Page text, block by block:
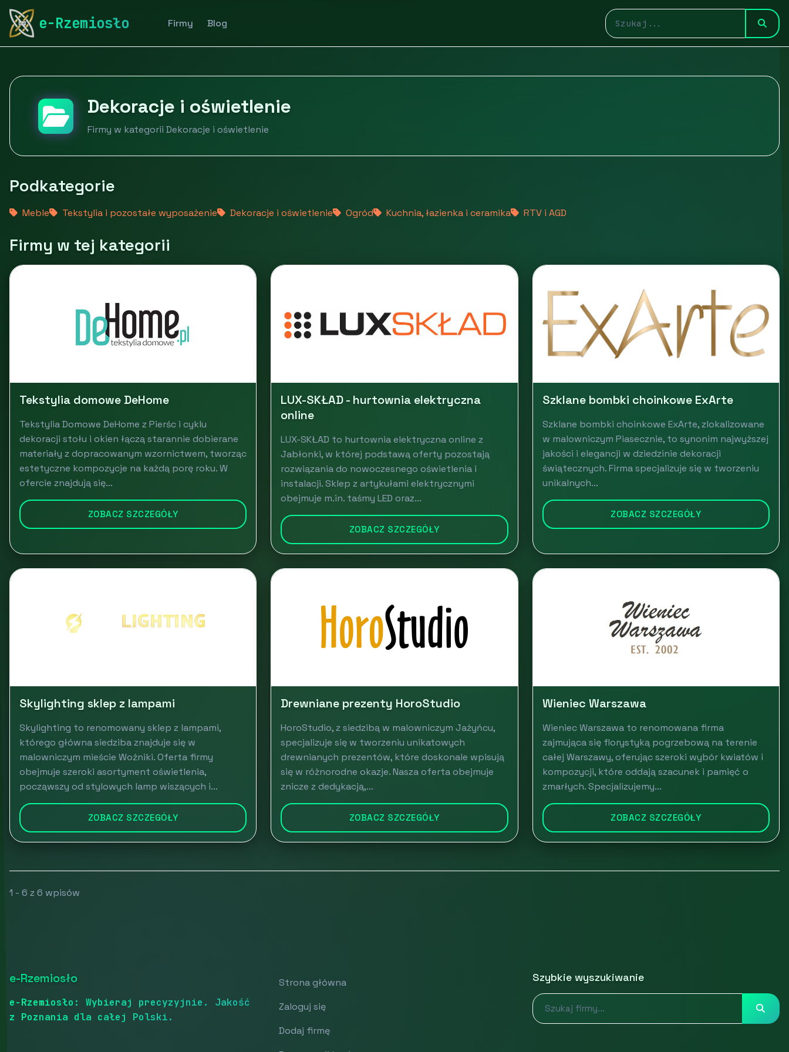
e-Rzemiosło Firmy Blog
rymarstwo-poznan.pl
Dekoracje i oświetlenie
Firmy w kategorii Dekoracje i oświetlenie
Podkategorie
Meble Tekstylia i pozostałe wyposażenie Dekoracje i oświetlenie Ogród Kuchnia, łazienka i ceramika RTV i AGD
Firmy w tej kategorii
Tekstylia domowe DeHome
Tekstylia Domowe DeHome z Pierśc i cyklu
dekoracji stołu i okien łączą starannie dobierane
materiały z dopracowanym wzornictwem, tworząc
estetyczne kompozycje na każdą porę roku. W
ofercie znajdują się...
ZOBACZ SZCZEGÓŁY
LUX-SKŁAD - hurtownia elektryczna
online
LUX-SKŁAD to hurtownia elektryczna online z
Jabłonki, w której podstawą oferty pozostają
rozwiązania do nowoczesnego oświetlenia i
instalacji. Sklep z artykułami elektrycznymi
obejmuje m.in. taśmy LED oraz...
ZOBACZ SZCZEGÓŁY
Szklane bombki choinkowe ExArte
Szklane bombki choinkowe ExArte, zlokalizowane
w malowniczym Piasecznie, to synonim najwyższej
jakości i elegancji w dziedzinie dekoracji
świątecznych. Firma specjalizuje się w tworzeniu
unikalnych...
ZOBACZ SZCZEGÓŁY
Skylighting sklep z lampami
Skylighting to renomowany sklep z lampami,
którego główna siedziba znajduje się w
malowniczym mieście Woźniki. Oferta firmy
obejmuje szeroki asortyment oświetlenia,
począwszy od stylowych lamp wiszących i...
ZOBACZ SZCZEGÓŁY
Drewniane prezenty HoroStudio
HoroStudio, z siedzibą w malowniczym Jażyńcu,
specjalizuje się w tworzeniu unikatowych
drewnianych prezentów, które doskonale wpisują
się w różnorodne okazje. Nasza oferta obejmuje
znicze z dedykacją,...
ZOBACZ SZCZEGÓŁY
Wieniec Warszawa
Wieniec Warszawa to renomowana firma
zajmująca się florystyką pogrzebową na terenie
całej Warszawy, oferując szeroki wybór kwiatów i
kompozycji, które oddają szacunek i pamięć o
zmarłych. Specjalizujemy...
ZOBACZ SZCZEGÓŁY
1 - 6 z 6 wpisów
e-Rzemiosło
e-Rzemiosło: Wybieraj precyzyjnie. Jakość
z Poznania dla całej Polski.
Strona główna
Zaloguj się
Dodaj firmę
Szybkie wyszukiwanie